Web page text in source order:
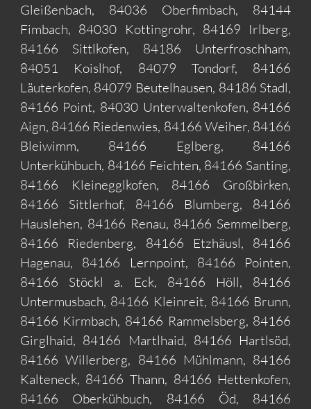
Gleißenbach, 84036 Oberfimbach, 84144
Fimbach, 84030 Kottingrohr, 84169 Irlberg,
84166 Sittlkofen, 84186 Unterfroschham,
84051 Koislhof, 84079 Tondorf, 84166
Läuterkofen, 84079 Beutelhausen, 84186 Stadl,
84166 Point, 84030 Unterwaltenkofen, 84166
Aign, 84166 Riedenwies, 84166 Weiher, 84166
Bleiwimm, 84166 Eglberg, 84166
Unterkühbuch, 84166 Feichten, 84166 Santing,
84166 Kleinegglkofen, 84166 Großbirken,
84166 Sittlerhof, 84166 Blumberg, 84166
Hauslehen, 84166 Renau, 84166 Semmelberg,
84166 Riedenberg, 84166 Etzhäusl, 84166
Hagenau, 84166 Lernpoint, 84166 Pointen,
84166 Stöckl a. Eck, 84166 Höll, 84166
Untermusbach, 84166 Kleinreit, 84166 Brunn,
84166 Kirmbach, 84166 Rammelsberg, 84166
Girglhaid, 84166 Martlhaid, 84166 Hartlsöd,
84166 Willerberg, 84166 Mühlmann, 84166
Kalteneck, 84166 Thann, 84166 Hettenkofen,
84166 Oberkühbuch, 84166 Öd, 84166